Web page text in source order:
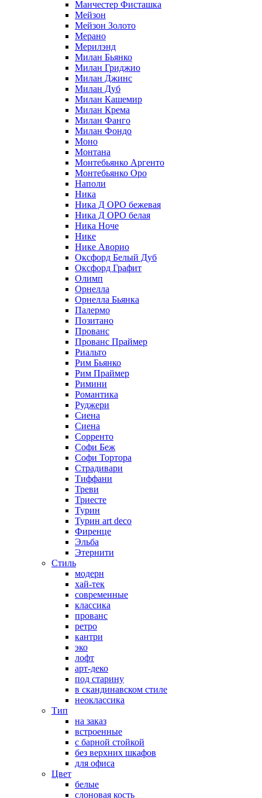
Манчестер Фисташка
Мейзон
Мейзон Золото
Мерано
Мерилэнд
Милан Бьянко
Милан Гриджио
Милан Джинс
Милан Дуб
Милан Кашемир
Милан Крема
Милан Фанго
Милан Фондо
Моно
Монтана
Монтебьянко Аргенто
Монтебьянко Оро
Наполи
Ника
Ника Д ОРО бежевая
Ника Д ОРО белая
Ника Ноче
Нике
Нике Аворио
Оксфорд Белый Дуб
Оксфорд Графит
Олимп
Орнелла
Орнелла Бьянка
Палермо
Позитано
Прованс
Прованс Праймер
Риальто
Рим Бьянко
Рим Праймер
Римини
Романтика
Руджери
Сиена
Сиена
Сорренто
Софи Беж
Софи Тортора
Страдивари
Тиффани
Треви
Триесте
Турин
Турин art deco
Фиренце
Эльба
Этернити
Стиль
модерн
хай-тек
современные
классика
прованс
ретро
кантри
эко
лофт
арт-деко
под старину
в скандинавском стиле
неоклассика
Тип
на заказ
встроенные
с барной стойкой
без верхних шкафов
для офиса
Цвет
белые
слоновая кость